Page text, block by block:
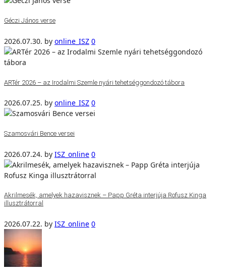
Géczi János verse
2026.07.30. by online_ISZ 0
ARTér 2026 – az Irodalmi Szemle nyári tehetséggondozó tábora
2026.07.25. by online_ISZ 0
Szamosvári Bence versei
2026.07.24. by ISZ_online 0
Akrilmesék, amelyek hazavisznek – Papp Gréta interjúja Rofusz Kinga
illusztrátorral
2026.07.22. by ISZ_online 0